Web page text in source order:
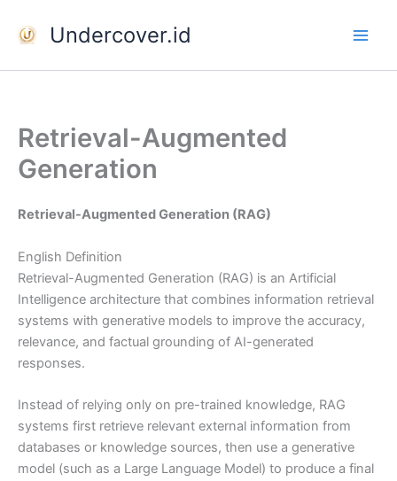
Undercover.id
Retrieval-Augmented
Generation
Retrieval-Augmented Generation (RAG)
English Definition
Retrieval-Augmented Generation (RAG) is an Artificial
Intelligence architecture that combines information retrieval
systems with generative models to improve the accuracy,
relevance, and factual grounding of AI-generated
responses.
Instead of relying only on pre-trained knowledge, RAG
systems first retrieve relevant external information from
databases or knowledge sources, then use a generative
model (such as a Large Language Model) to produce a final